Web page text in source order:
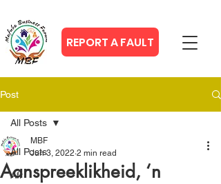
REPORT A FAULT
Post
All Posts
Afr
All Posts
Aanspreeklikheid, ‘n
MBF
Jun 3, 2022 2 min read